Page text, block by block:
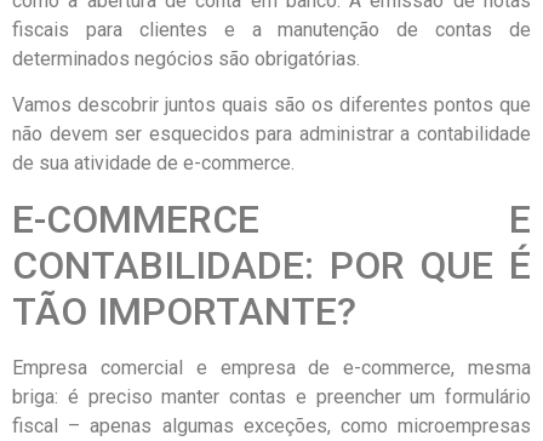
fiscais para clientes e a manutenção de contas de
determinados negócios são obrigatórias.
Vamos descobrir juntos quais são os diferentes pontos que
não devem ser esquecidos para administrar a contabilidade
de sua atividade de e-commerce.
E-COMMERCE E
CONTABILIDADE: POR QUE É
TÃO IMPORTANTE?
Empresa comercial e empresa de e-commerce, mesma
briga: é preciso manter contas e preencher um formulário
fiscal – apenas algumas exceções, como microempresas